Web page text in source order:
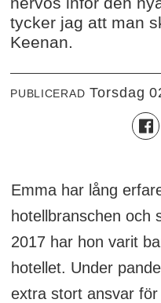
tycker jag att man
Keenan.
PUBLICERAD torsdag
Emma har lång
hotellbranschen och
2017 har hon varit
hotellet. Under
extra stort ansvar